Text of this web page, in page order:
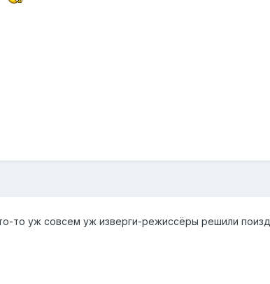
уж совсем уж изверги-режиссёры решили